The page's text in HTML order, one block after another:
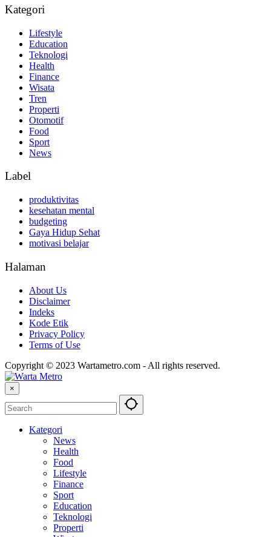
Kategori
Lifestyle
Education
Teknologi
Health
Finance
Wisata
Tren
Properti
Otomotif
Food
Sport
News
Label
produktivitas
kesehatan mental
budgeting
Gaya Hidup Sehat
motivasi belajar
Halaman
About Us
Disclaimer
Indeks
Kode Etik
Privacy Policy
Terms of Use
Copyright © 2023 Wartametro.com - All rights reserved.
×
Kategori
News
Health
Food
Lifestyle
Finance
Sport
Education
Teknologi
Properti